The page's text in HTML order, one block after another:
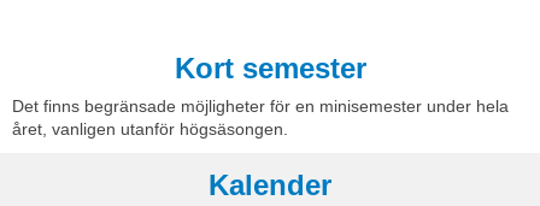
Kort semester
Det finns begränsade möjligheter för en minisemester under hela
året, vanligen utanför högsäsongen.
Kalender